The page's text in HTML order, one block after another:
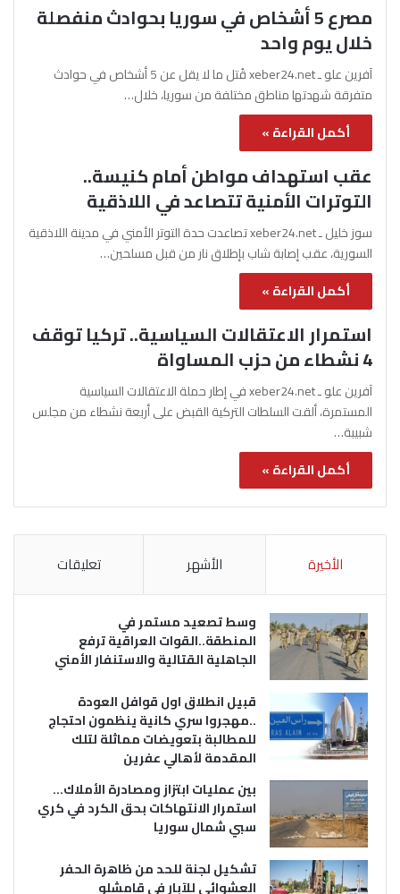
مصرع 5 أشخاص في سوريا بحوادث منفصلة
خلال يوم واحد
آفرين علو ـ xeber24.net قُتل ما لا يقل عن 5 أشخاص في حوادث
متفرقة شهدتها مناطق مختلفة من سوريا، خلال…
أكمل القراءة »
عقب استهداف مواطن أمام كنيسة..
التوترات الأمنية تتصاعد في اللاذقية
سوز خليل ـ xeber24.net تصاعدت حدة التوتر الأمني في مدينة اللاذقية
السورية، عقب إصابة شاب بإطلاق نار من قبل مسلحين…
أكمل القراءة »
استمرار الاعتقالات السياسية.. تركيا توقف
4 نشطاء من حزب المساواة
آفرين علو ـ xeber24.net في إطار حملة الاعتقالات السياسية
المستمرة، ألقت السلطات التركية القبض على أربعة نشطاء من مجلس
شبيبة…
أكمل القراءة »
الأخيرة الأشهر تعليقات
وسط تصعيد مستمر في
المنطقة..القوات العراقية ترفع
الجاهلية القتالية والاستنفار الأمني
قبيل انطلاق اول قوافل العودة
..مهجروا سري كانية ينظمون احتجاج
للمطالبة بتعويضات مماثلة لتلك
المقدمة لأهالي عفرين
بين عمليات ابتزاز ومصادرة الأملاك…
استمرار الانتهاكات بحق الكرد في كري
سبي شمال سوريا
تشكيل لجنة للحد من ظاهرة الحفر
العشوائي للآبار في قامشلو